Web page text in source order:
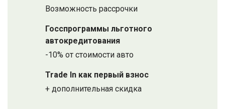
Возможность рассрочки
Госспрограммы льготного
автокредитования
-10% от стоимости авто
Trade In как первый взнос
+ дополнительная скидка